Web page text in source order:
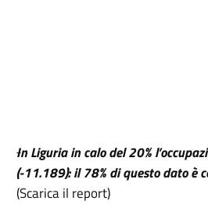
In Liguria in calo del 20%
(-11.189): il 78% di questo dato è
(Scarica il report)